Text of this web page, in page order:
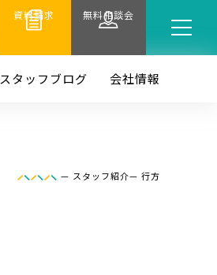
資料請求 無料相談会
スタッフブログ 会社情報
— スタッフ紹介— 行方